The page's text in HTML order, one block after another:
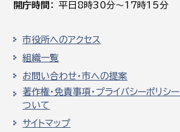
開庁時間
平日8時30分～17時15分
市役所へのアクセス
組織一覧
お問い合わせ・市への提案
著作権・免責事項・プライバシーポリシー
ついて
サイトマップ